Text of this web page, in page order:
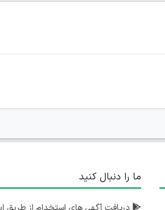
ما را دنبال کنید